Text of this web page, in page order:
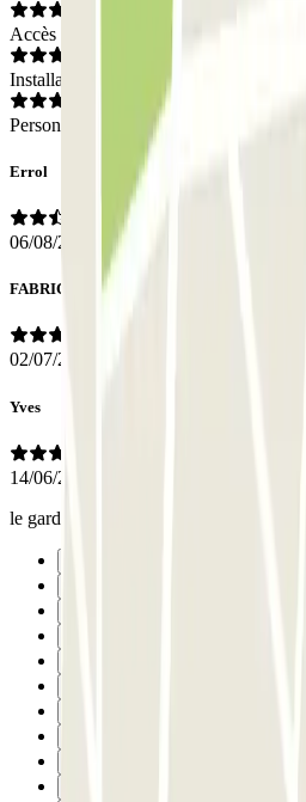
Accès
Installations
Personnel
Errol
06/08/2026
FABRICE
02/07/2026
Yves
14/06/2026
le gardien a été très gentil et très aimable